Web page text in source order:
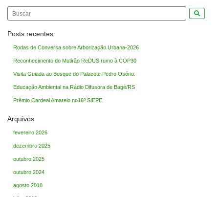
Posts recentes
Rodas de Conversa sobre Arborização Urbana-2026
Reconhecimento do Mutirão ReDUS rumo à COP30
Visita Guiada ao Bosque do Palacete Pedro Osório.
Educação Ambiental na Rádio Difusora de Bagé/RS
Prêmio Cardeal Amarelo no16º SIEPE
Arquivos
fevereiro 2026
dezembro 2025
outubro 2025
outubro 2024
agosto 2018